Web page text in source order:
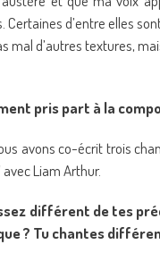
Certaines d’entre elles
mal d’autres textures,
pris part à la
avons co-écrit trois
avec Liam Arthur.
différent de tes
? Tu chantes